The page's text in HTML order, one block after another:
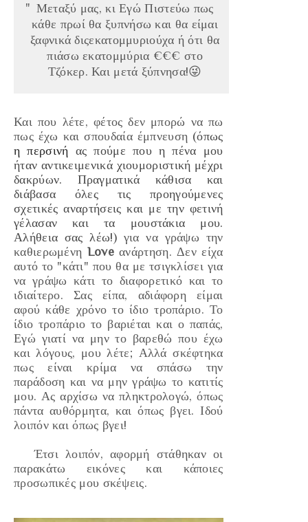
Μεταξύ μας, κι Εγώ Πιστεύω πως
κάθε πρωί θα ξυπνήσω και θα είμαι
ξαφνικά διςεκατομμυριούχα ή ότι θα
πιάσω εκατομμύρια €€€ στο
Τζόκερ. Και μετά ξύπνησα!😜
Και που λέτε, φέτος δεν μπορώ να πω
πως έχω και σπουδαία έμπνευση (όπως
η περσινή ας πούμε που η πένα μου
ήταν αντικειμενικά χιουμοριστική μέχρι
δακρύων. Πραγματικά κάθισα και
διάβασα όλες τις προηγούμενες
σχετικές αναρτήσεις και με την φετινή
γέλασαν και τα μουστάκια μου.
Αλήθεια σας λέω!)για να γράψω την
καθιερωμένη Loveανάρτηση. Δεν είχα
αυτό το "κάτι" που θα με τσιγκλίσει για
να γράψω κάτι το διαφορετικό και το
ιδιαίτερο. Σας είπα, αδιάφορη είμαι
αφού κάθε χρόνο το ίδιο τροπάριο. Το
ίδιο τροπάριο το βαριέται και ο παπάς,
Εγώ γιατί να μην το βαρεθώ που έχω
και λόγους, μου λέτε; Αλλά σκέφτηκα
πως είναι κρίμα να σπάσω την
παράδοση και να μην γράψω το κατιτίς
μου. Ας αρχίσω να πληκτρολογώ, όπως
πάντα αυθόρμητα, και όπως βγει. Ιδού
λοιπόν και όπως βγει!
Έτσι λοιπόν, αφορμή στάθηκαν οι
παρακάτω εικόνες και κάποιες
προσωπικές μου σκέψεις.